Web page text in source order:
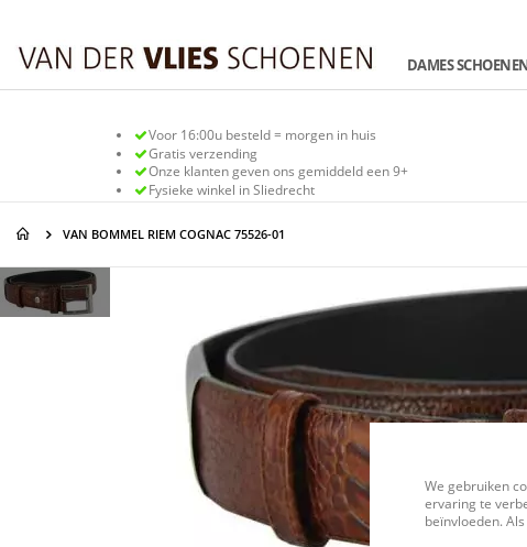
We gebruiken
ervaring te
beïnvloeden.
de
inhoud
DAMES
Voor 16:00u besteld = morgen in huis
Gratis verzending
Onze klanten geven ons gemiddeld een 9+
Fysieke winkel in Sliedrecht
VAN BOMMEL RIEM COGNAC 75526-01
Ga
naar
het
Ga
naar
het